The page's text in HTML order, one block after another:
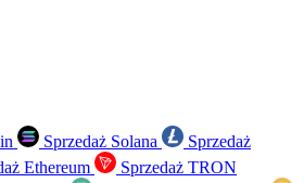
Sprzedaż Solana
Sprzedaż
Ethereum
Sprzedaż TRON